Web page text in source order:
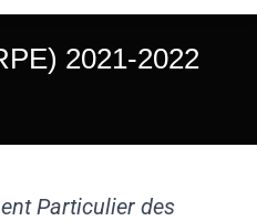
2021-2022
Particulier des